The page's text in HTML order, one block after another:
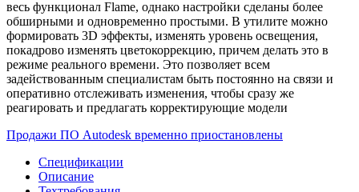
весь функционал Flame, однако настройки сделаны более
обширными и одновременно простыми. В утилите можно
формировать 3D эффекты, изменять уровень освещения,
покадрово изменять цветокоррекцию, причем делать это в
режиме реального времени. Это позволяет всем
задействованным специалистам быть постоянно на связи и
оперативно отслеживать изменения, чтобы сразу же
реагировать и предлагать корректирующие модели
Продажи ПО Autodesk временно приостановлены
Спецификации
Описание